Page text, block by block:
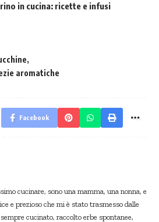
in cucina: ricette e infusi
aromatiche
Facebook
cucinare, sono una mamma, una nonna, e
e prezioso che mi è stato trasmesso dalle
cucinato, raccolto erbe spontanee,